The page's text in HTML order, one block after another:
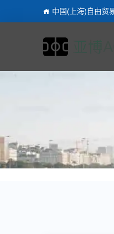
中国(上海)自由贸